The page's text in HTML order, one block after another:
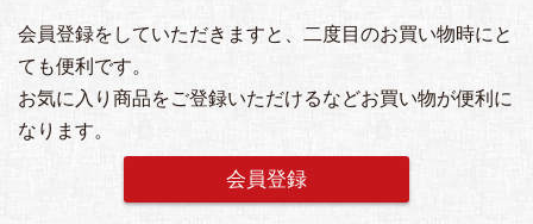
会員登録をしていただきますと、二度目のお買い物時にと
ても便利です。
お気に入り商品をご登録いただけるなどお買い物が便利に
なります。
会員登録